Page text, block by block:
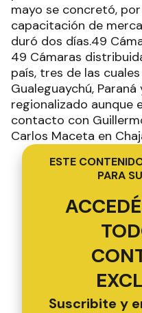
mayo se concretó,
capacitación de
duró dos días.49
49 Cámaras
país, tres de las
Gualeguaychú, Paraná
regionalizado aunque
contacto con
Carlos Maceta en
ESTE
PARA
Suscribite y